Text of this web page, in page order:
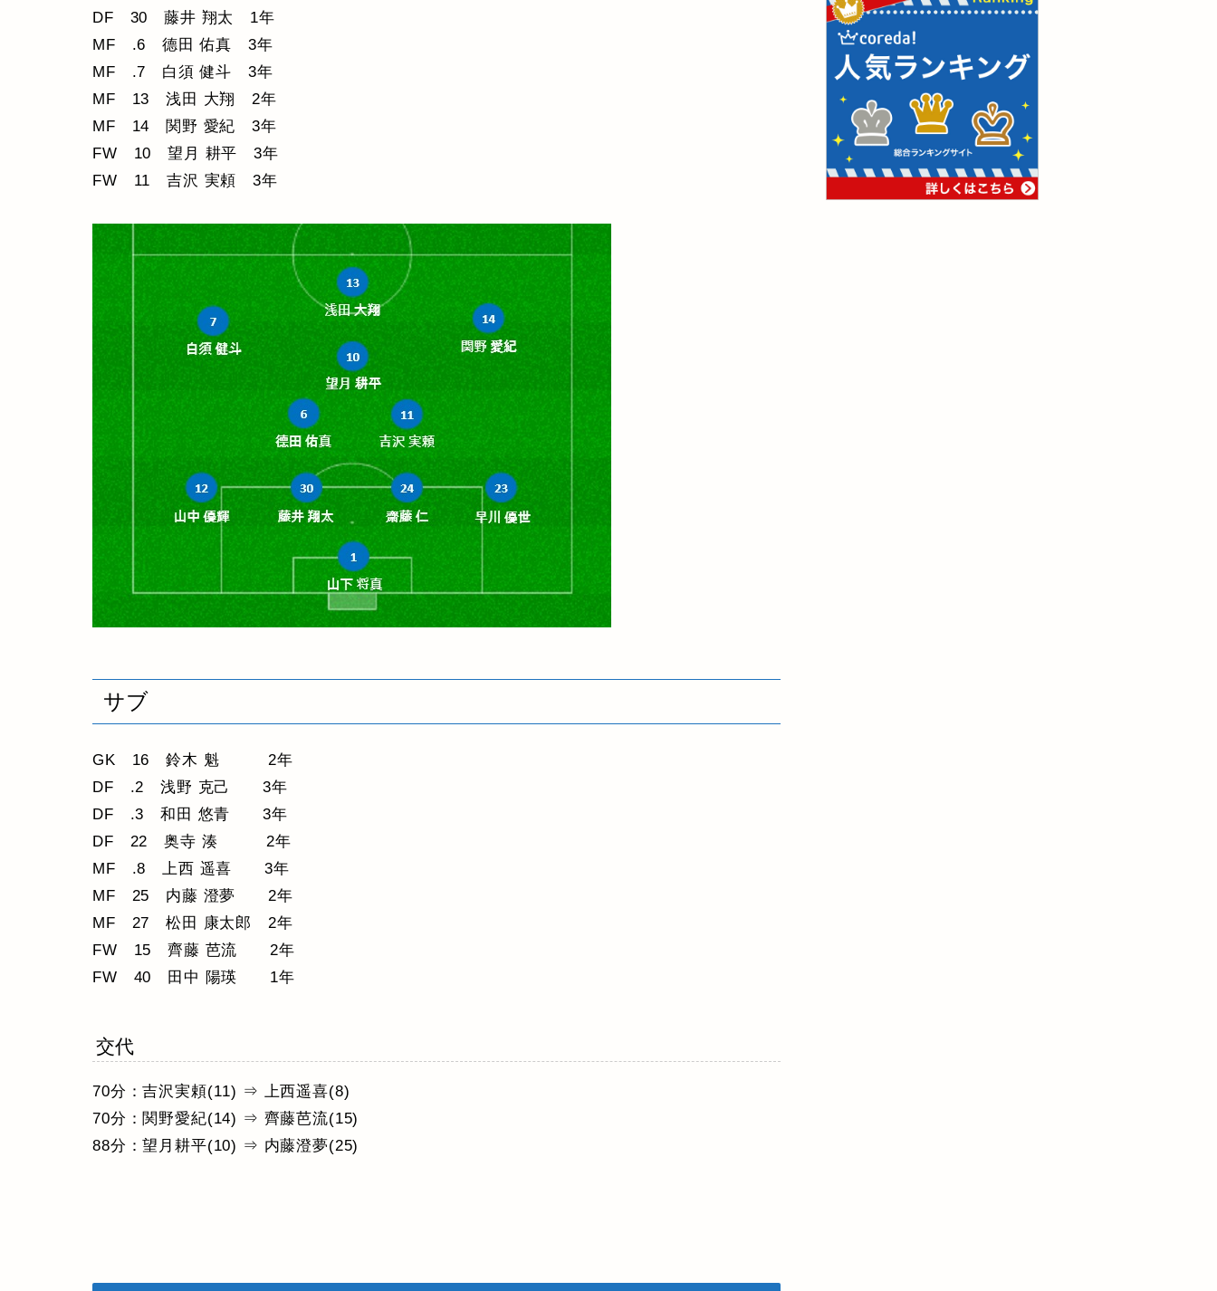
DF 30 藤井 翔太 1年
MF .6 德田 佑真 3年
MF .7 白須 健斗 3年
MF 13 浅田 大翔 2年
MF 14 関野 愛紀 3年
FW 10 望月 耕平 3年
FW 11 吉沢 実頼 3年
サブ
GK 16 鈴木 魁 2年
DF .2 浅野 克己 3年
DF .3 和田 悠青 3年
DF 22 奥寺 湊 2年
MF .8 上西 遥喜 3年
MF 25 内藤 澄夢 2年
MF 27 松田 康太郎 2年
FW 15 齊藤 芭流 2年
FW 40 田中 陽瑛 1年
交代
70分：吉沢実頼(11) ⇒ 上西遥喜(8)
70分：関野愛紀(14) ⇒ 齊藤芭流(15)
88分：望月耕平(10) ⇒ 内藤澄夢(25)